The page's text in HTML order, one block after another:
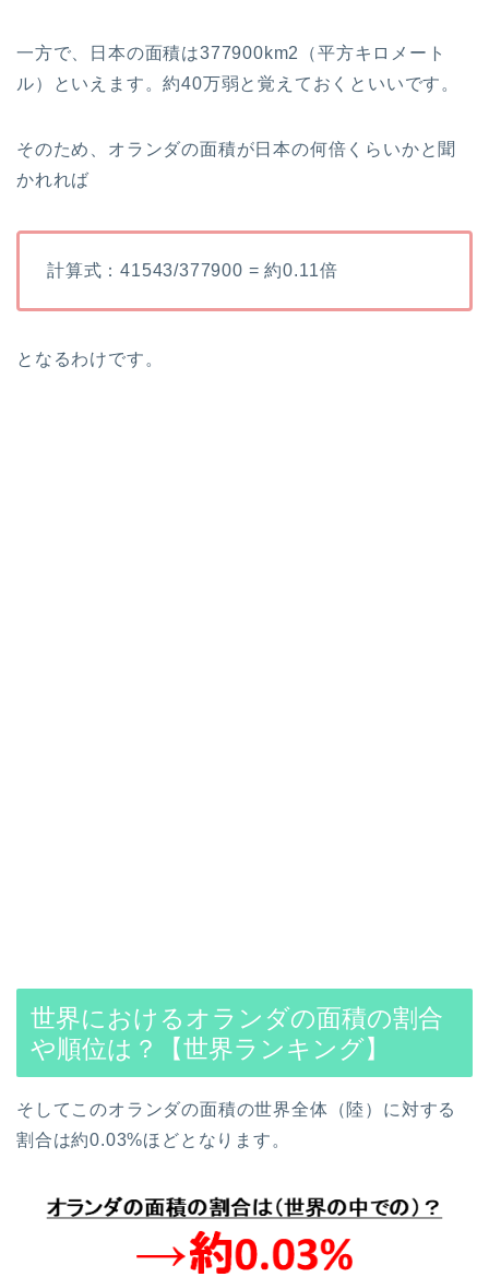
一方で、日本の面積は377900km2（平方キロメート
ル）といえます。約40万弱と覚えておくといいです。
そのため、オランダの面積が日本の何倍くらいかと聞
かれれば
計算式：41543/377900 = 約0.11倍
となるわけです。
世界におけるオランダの面積の割合
や順位は？【世界ランキング】
そしてこのオランダの面積の世界全体（陸）に対する
割合は約0.03%ほどとなります。